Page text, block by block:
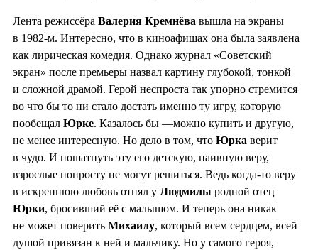
Лента режиссёра Валерия Кремнёва вышла на экраны
в 1982-м. Интересно, что в киноафишах она была заявлена
как лирическая комедия. Однако журнал «Советский
экран» после премьеры назвал картину глубокой, тонкой
и сложной драмой. Герой неспроста так упорно стремится
во что бы то ни стало достать именно ту игру, которую
пообещал Юрке. Казалось бы —можно купить и другую,
не менее интересную. Но дело в том, что Юрка верит
в чудо. И пошатнуть эту его детскую, наивную веру,
взрослые попросту не могут решиться. Ведь когда-то веру
в искреннюю любовь отнял у Людмилы родной отец
Юрки, бросивший её с малышом. И теперь она никак
не может поверить Михаилу, который всем сердцем, всей
душой привязан к ней и мальчику. Но у самого героя,